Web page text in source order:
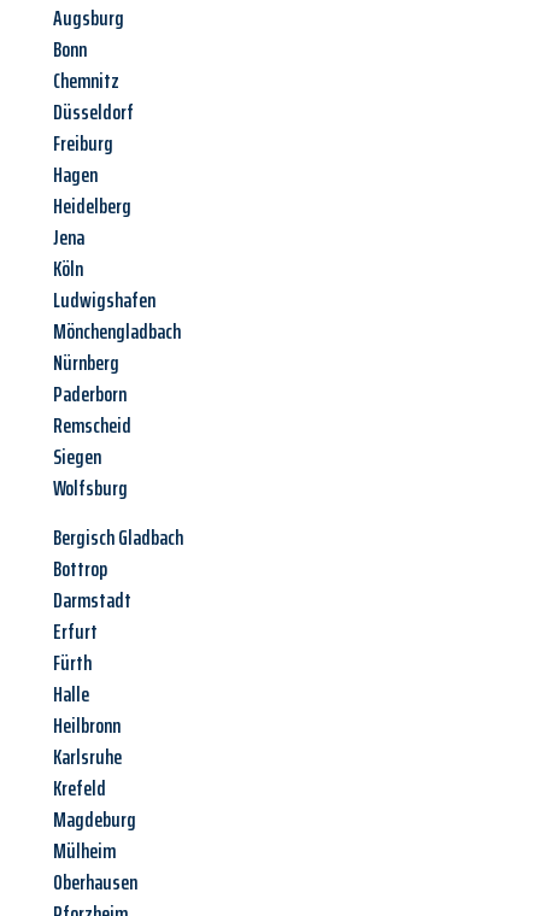
Augsburg
Bonn
Chemnitz
Düsseldorf
Freiburg
Hagen
Heidelberg
Jena
Köln
Ludwigshafen
Mönchengladbach
Nürnberg
Paderborn
Remscheid
Siegen
Wolfsburg
Bergisch Gladbach
Bottrop
Darmstadt
Erfurt
Fürth
Halle
Heilbronn
Karlsruhe
Krefeld
Magdeburg
Mülheim
Oberhausen